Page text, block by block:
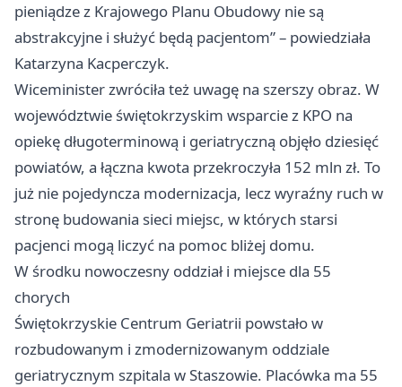
pieniądze z Krajowego Planu Obudowy nie są
abstrakcyjne i służyć będą pacjentom” – powiedziała
Katarzyna Kacperczyk.
Wiceminister zwróciła też uwagę na szerszy obraz. W
województwie świętokrzyskim wsparcie z KPO na
opiekę długoterminową i geriatryczną objęło dziesięć
powiatów, a łączna kwota przekroczyła 152 mln zł. To
już nie pojedyncza modernizacja, lecz wyraźny ruch w
stronę budowania sieci miejsc, w których starsi
pacjenci mogą liczyć na pomoc bliżej domu.
W środku nowoczesny oddział i miejsce dla 55
chorych
Świętokrzyskie Centrum Geriatrii powstało w
rozbudowanym i zmodernizowanym oddziale
geriatrycznym szpitala w Staszowie. Placówka ma 55